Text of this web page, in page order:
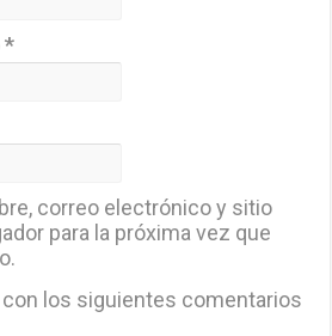
*
correo electrónico y sitio
para la próxima vez que
con los siguientes comentarios